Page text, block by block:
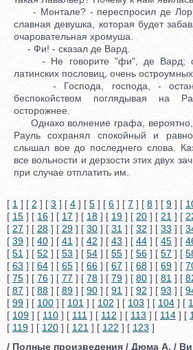
- Монтале? - переспросил де
славная девушка, которая будет
очаровательная хромуша.
- Фи! - сказал де Вард.
- Не говорите "фи", де Вард; о
латинских пословиц, очень
- Господа, господа, -
беспокойством поглядывая на
осторожнее.
Однако волнение графа, вероятно,
Рауль сохранял спокойный и
слышал вое до последнего слова.
все вольности и дерзости этих двух
при случае отплатить им.
[ 1 ] [ 2 ] [ 3 ] [ 4 ] [ 5 ] [ 6 ] [ 7 ] [ 8 ] [ 9 ] [
[ 15 ] [ 16 ] [ 17 ] [ 18 ] [ 19 ] [ 20 ] [ 21 ] [
[ 27 ] [ 28 ] [ 29 ] [ 30 ] [ 31 ] [ 32 ] [ 33 ] [
[ 39 ] [ 40 ] [ 41 ] [ 42 ] [ 43 ] [ 44 ] [ 45 ] [
[ 51 ] [ 52 ] [ 53 ] [ 54 ] [ 55 ] [ 56 ] [ 57 ] [
[ 63 ] [ 64 ] [ 65 ] [ 66 ] [ 67 ] [ 68 ] [ 69 ] [
[ 75 ] [ 76 ] [ 77 ] [ 78 ] [ 79 ] [ 80 ] [ 81 ] [
[ 87 ] [ 88 ] [ 89 ] [ 90 ] [ 91 ] [ 92 ] [ 93 ] [
[ 99 ] [ 100 ] [ 101 ] [ 102 ] [ 103 ] [ 104 ] [
[ 109 ] [ 110 ] [ 111 ] [ 112 ] [ 113 ] [ 114 ] [
[ 119 ] [ 120 ] [ 121 ] [ 122 ] [ 123 ]
/ Полные произведения / Дюма А. /